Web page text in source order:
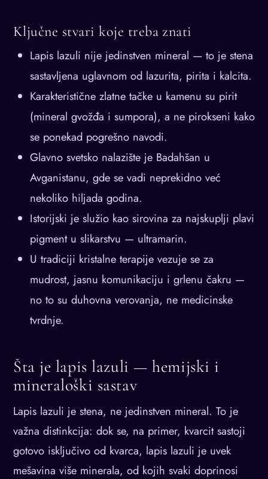
Ključne stvari koje treba znati
Lapis lazuli nije jedinstven mineral — to je stena
sastavljena uglavnom od lazurita, pirita i kalcita.
Karakteristične zlatne tačke u kamenu su pirit
(mineral gvožđa i sumpora), a ne pirokseni kako
se ponekad pogrešno navodi.
Glavno svetsko nalazište je Badahšan u
Avganistanu, gde se vadi neprekidno već
nekoliko hiljada godina.
Istorijski je služio kao sirovina za najskuplji plavi
pigment u slikarstvu — ultramarin.
U tradiciji kristalne terapije vezuje se za
mudrost, jasnu komunikaciju i grlenu čakru —
no to su duhovna verovanja, ne medicinske
tvrdnje.
Šta je lapis lazuli — hemijski i
mineraloški sastav
Lapis lazuli je stena, ne jedinstven mineral. To je
važna distinkcija: dok se, na primer, kvarcit sastoji
gotovo isključivo od kvarca, lapis lazuli je uvek
mešavina više minerala, od kojih svaki doprinosi